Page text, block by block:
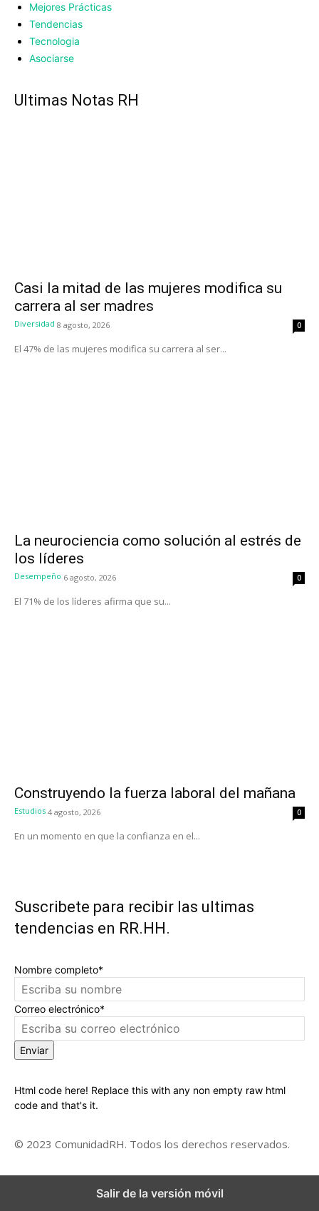
Mejores Prácticas
Tendencias
Tecnologia
Asociarse
UItimas Notas RH
Casi la mitad de las mujeres modifica su
carrera al ser madres
Diversidad 8 agosto, 2026 0
El 47% de las mujeres modifica su carrera al ser...
La neurociencia como solución al estrés de
los líderes
Desempeño 6 agosto, 2026 0
El 71% de los líderes afirma que su...
Construyendo la fuerza laboral del mañana
Estudios 4 agosto, 2026 0
En un momento en que la confianza en el...
Suscribete para recibir las ultimas
tendencias en RR.HH.
Nombre completo*
Correo electrónico*
Enviar
Html code here! Replace this with any non empty raw html
code and that's it.
© 2023 ComunidadRH. Todos los derechos reservados.
Salir de la versión móvil